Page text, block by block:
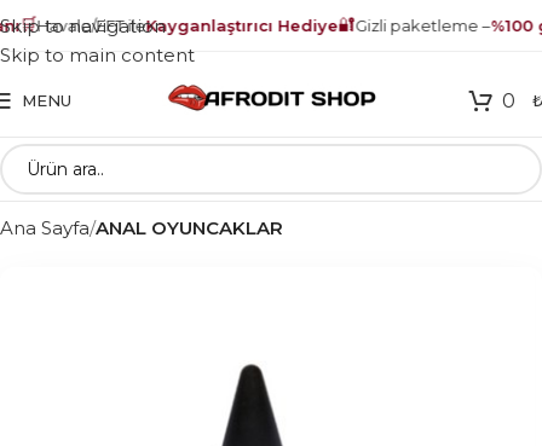
🛒Havale/EFT ileKayganlaştırıcı Hediye🔐Gizli paketleme –%100
Skip to navigation
Skip to main content
MENU 0 ₺
Ana Sayfa ANAL OYUNCAKLAR